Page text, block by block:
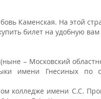
Каменская. На этой
билет на удобную вам
– Московский
имени Гнесиных по
колледже имени С.С.